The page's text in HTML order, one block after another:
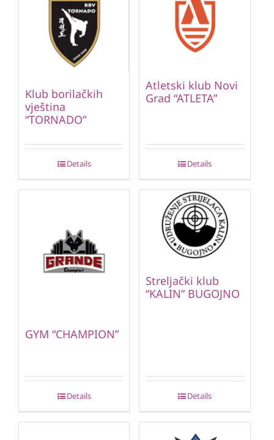
Klub borilačkih
vještina
“TORNADO”
Details
Atletski klub Novi
Grad “ATLETA”
Details
GYM “CHAMPION”
Details
Streljački klub
“KALIN” BUGOJNO
Details